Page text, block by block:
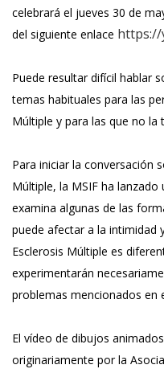
celebrará el jueves 30 de
del siguiente enlace https://
Puede resultar difícil hablar
temas habituales para las
Múltiple y para las que no la
Para iniciar la conversación
Múltiple, la MSIF ha
examina algunas de las
puede afectar a la intimidad
Esclerosis Múltiple es
experimentarán
problemas mencionados en
El vídeo de dibujos
originariamente por la